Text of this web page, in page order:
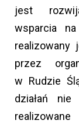
jest
wsparcia
realizowany
przez
w Rudzie
działań